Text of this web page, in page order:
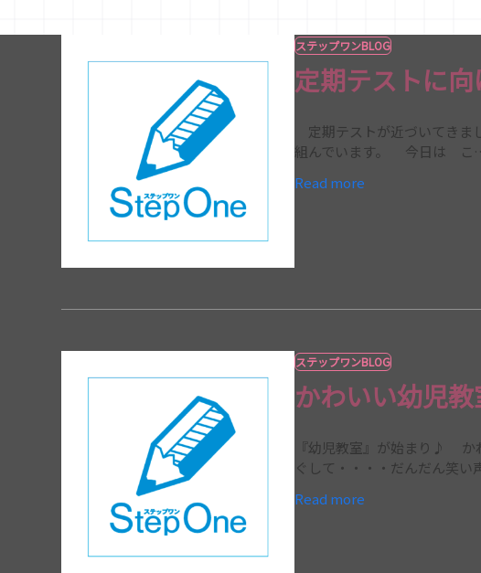
ステップワンBLOG
定期テストに向
定期テストが近づいてき
組んでいます。 今日は こ
Read more
ステップワンBLOG
かわいい幼児教
『幼児教室』が始まり♪ か
ぐして・・・・だんだん笑い
Read more